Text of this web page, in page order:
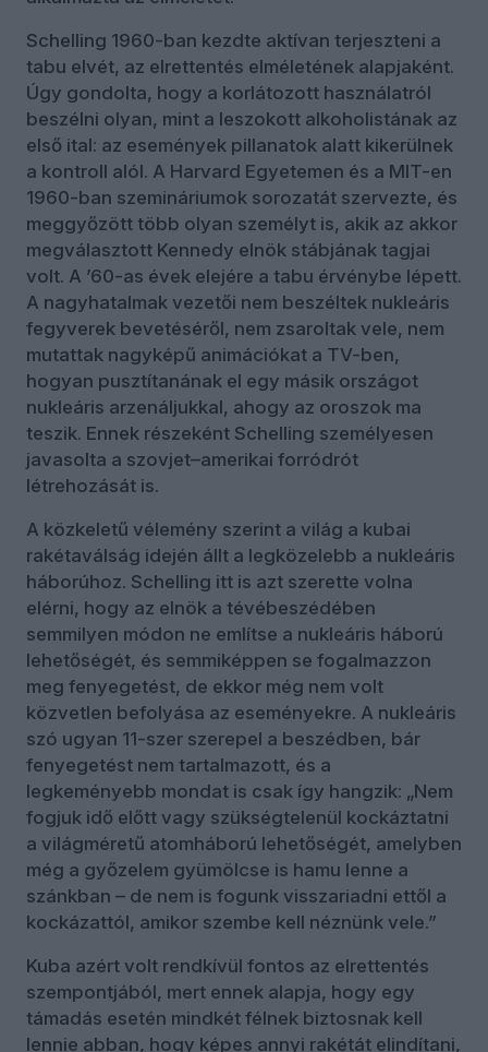
Schelling 1960-ban kezdte aktívan terjeszteni a
tabu elvét, az elrettentés elméletének alapjaként.
Úgy gondolta, hogy a korlátozott használatról
beszélni olyan, mint a leszokott alkoholistának az
első ital: az események pillanatok alatt kikerülnek
a kontroll alól. A Harvard Egyetemen és a MIT-en
1960-ban szemináriumok sorozatát szervezte, és
meggyőzött több olyan személyt is, akik az akkor
megválasztott Kennedy elnök stábjának tagjai
volt. A ’60-as évek elejére a tabu érvénybe lépett.
A nagyhatalmak vezetői nem beszéltek nukleáris
fegyverek bevetéséről, nem zsaroltak vele, nem
mutattak nagyképű animációkat a TV-ben,
hogyan pusztítanának el egy másik országot
nukleáris arzenáljukkal, ahogy az oroszok ma
teszik. Ennek részeként Schelling személyesen
javasolta a szovjet–amerikai forródrót
létrehozását is.
A közkeletű vélemény szerint a világ a kubai
rakétaválság idején állt a legközelebb a nukleáris
háborúhoz. Schelling itt is azt szerette volna
elérni, hogy az elnök a tévébeszédében
semmilyen módon ne említse a nukleáris háború
lehetőségét, és semmiképpen se fogalmazzon
meg fenyegetést, de ekkor még nem volt
közvetlen befolyása az eseményekre. A nukleáris
szó ugyan 11-szer szerepel a beszédben, bár
fenyegetést nem tartalmazott, és a
legkeményebb mondat is csak így hangzik: „Nem
fogjuk idő előtt vagy szükségtelenül kockáztatni
a világméretű atomháború lehetőségét, amelyben
még a győzelem gyümölcse is hamu lenne a
szánkban – de nem is fogunk visszariadni ettől a
kockázattól, amikor szembe kell néznünk vele.”
Kuba azért volt rendkívül fontos az elrettentés
szempontjából, mert ennek alapja, hogy egy
támadás esetén mindkét félnek biztosnak kell
lennie abban, hogy képes annyi rakétát elindítani,